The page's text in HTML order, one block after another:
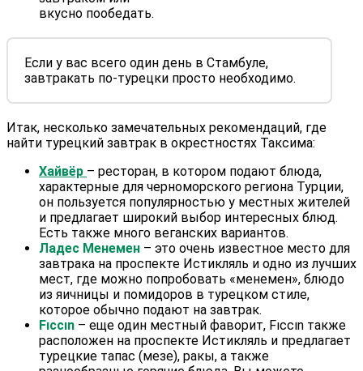
вкусно пообедать.
Если у вас всего один день в Стамбуле,
завтракать по-турецки просто необходимо.
Итак, несколько замечательных рекомендаций, где
найти турецкий завтрак в окрестностях Таксима:
Хайвёр – ресторан, в котором подают блюда,
характерные для черноморского региона Турции,
он пользуется популярностью у местных жителей
и предлагает широкий выбор интересных блюд.
Есть также много веганских вариантов.
Ладес Менемен – это очень известное место для
завтрака на проспекте Истикляль и одно из лучших
мест, где можно попробовать «менемен», блюдо
из яичницы и помидоров в турецком стиле,
которое обычно подают на завтрак.
Fıccın – еще один местный фаворит, Fıccın также
расположен на проспекте Истикляль и предлагает
турецкие тапас (мезе), ракы, а также